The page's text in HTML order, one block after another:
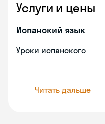
Услуги и цены
Испанский язык
Уроки испанского
Читать дальше